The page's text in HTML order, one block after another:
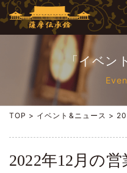
「イベン
TOP > イベント&ニュース >
2022年12月の